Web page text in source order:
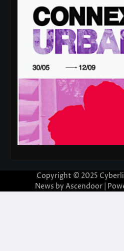
Copyright © 2025
News by Ascendoor|